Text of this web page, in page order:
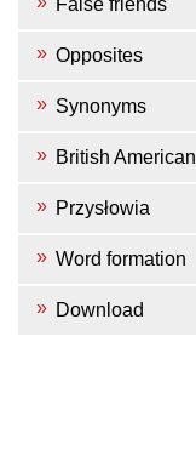
False friends
Opposites
Synonyms
British American
Przysłowia
Word formation
Download